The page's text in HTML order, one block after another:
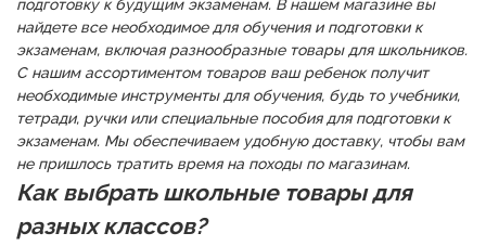
подготовку к будущим экзаменам. В нашем магазине вы
найдете все необходимое для обучения и подготовки к
экзаменам, включая разнообразные товары для школьников.
С нашим ассортиментом товаров ваш ребенок получит
необходимые инструменты для обучения, будь то учебники,
тетради, ручки или специальные пособия для подготовки к
экзаменам. Мы обеспечиваем удобную доставку, чтобы вам
не пришлось тратить время на походы по магазинам.
Как выбрать школьные товары для
разных классов?